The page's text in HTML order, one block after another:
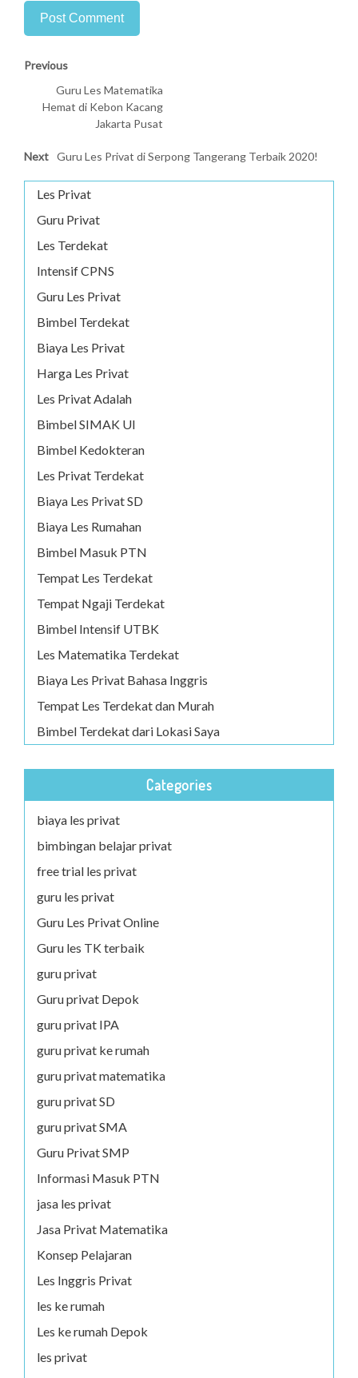
Previous
Guru Les Matematika
Hemat di Kebon Kacang
Jakarta Pusat
Next Guru Les Privat di Serpong Tangerang Terbaik 2020!
Les Privat
Guru Privat
Les Terdekat
Intensif CPNS
Guru Les Privat
Bimbel Terdekat
Biaya Les Privat
Harga Les Privat
Les Privat Adalah
Bimbel SIMAK UI
Bimbel Kedokteran
Les Privat Terdekat
Biaya Les Privat SD
Biaya Les Rumahan
Bimbel Masuk PTN
Tempat Les Terdekat
Tempat Ngaji Terdekat
Bimbel Intensif UTBK
Les Matematika Terdekat
Biaya Les Privat Bahasa Inggris
Tempat Les Terdekat dan Murah
Bimbel Terdekat dari Lokasi Saya
Categories
biaya les privat
bimbingan belajar privat
free trial les privat
guru les privat
Guru Les Privat Online
Guru les TK terbaik
guru privat
Guru privat Depok
guru privat IPA
guru privat ke rumah
guru privat matematika
guru privat SD
guru privat SMA
Guru Privat SMP
Informasi Masuk PTN
jasa les privat
Jasa Privat Matematika
Konsep Pelajaran
Les Inggris Privat
les ke rumah
Les ke rumah Depok
les privat